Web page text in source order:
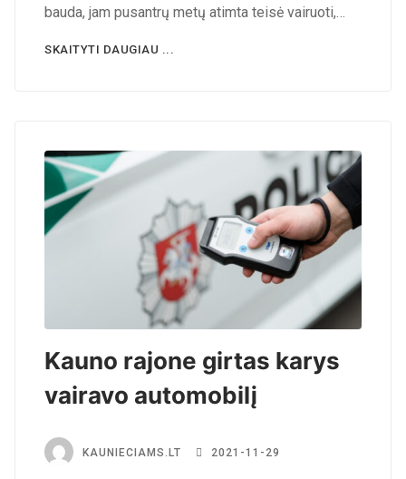
bauda, jam pusantrų metų atimta teisė vairuoti,…
SKAITYTI DAUGIAU ...
Kauno rajone girtas karys
vairavo automobilį
KAUNIECIAMS.LT 2021-11-29